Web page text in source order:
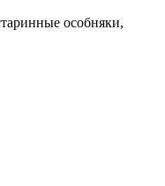
особняки,